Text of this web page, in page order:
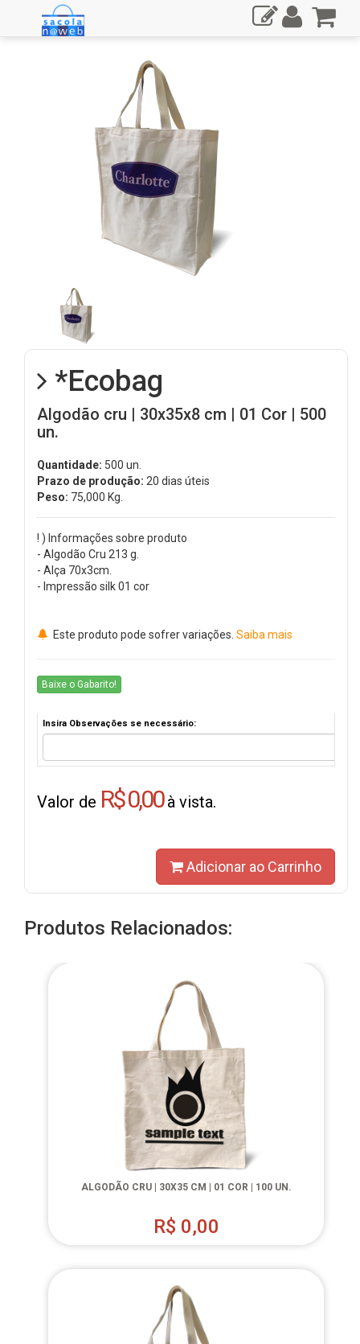
*Ecobag
Algodão cru | 30x35x8 cm | 01 Cor | 500
un.
Quantidade: 500 un.
Prazo de produção: 20 dias úteis
Peso: 75,000 Kg.
! ) Informações sobre produto
- Algodão Cru 213 g.
- Alça 70x3cm.
- Impressão silk 01 cor
Este produto pode sofrer variações. Saiba mais
Baixe o Gabarito!
Insira Observações se necessário:
Valor de R$ 0,00à vista.
Adicionar ao Carrinho
Produtos Relacionados:
ALGODÃO CRU | 30X35 CM | 01 COR | 100 UN.
R$ 0,00